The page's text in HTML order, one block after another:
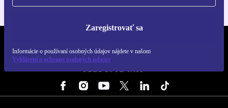
Zaregistrovať sa
Informácie o používaní osobných údajov nájdete v našom
Vyhlásení o ochrane osobných údajov
SLEDUJTE NÁS